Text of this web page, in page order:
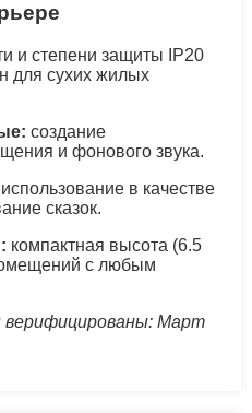
и степени защиты IP20
для сухих жилых
создание
и фонового звука.
использование в качестве
сказок.
компактная высота (6.5
с любым
верифицированы: Март